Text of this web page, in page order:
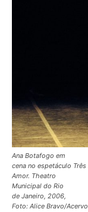
Ana Botafogo em
cena no espetáculo
Amor. Theatro
Municipal do Rio
de Janeiro, 2006,
Foto: Alice Bravo/